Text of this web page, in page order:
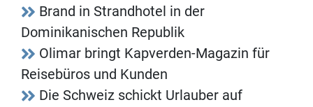
Brand in Strandhotel in der
Dominikanischen Republik
Olimar bringt Kapverden-Magazin für
Reisebüros und Kunden
Die Schweiz schickt Urlauber auf